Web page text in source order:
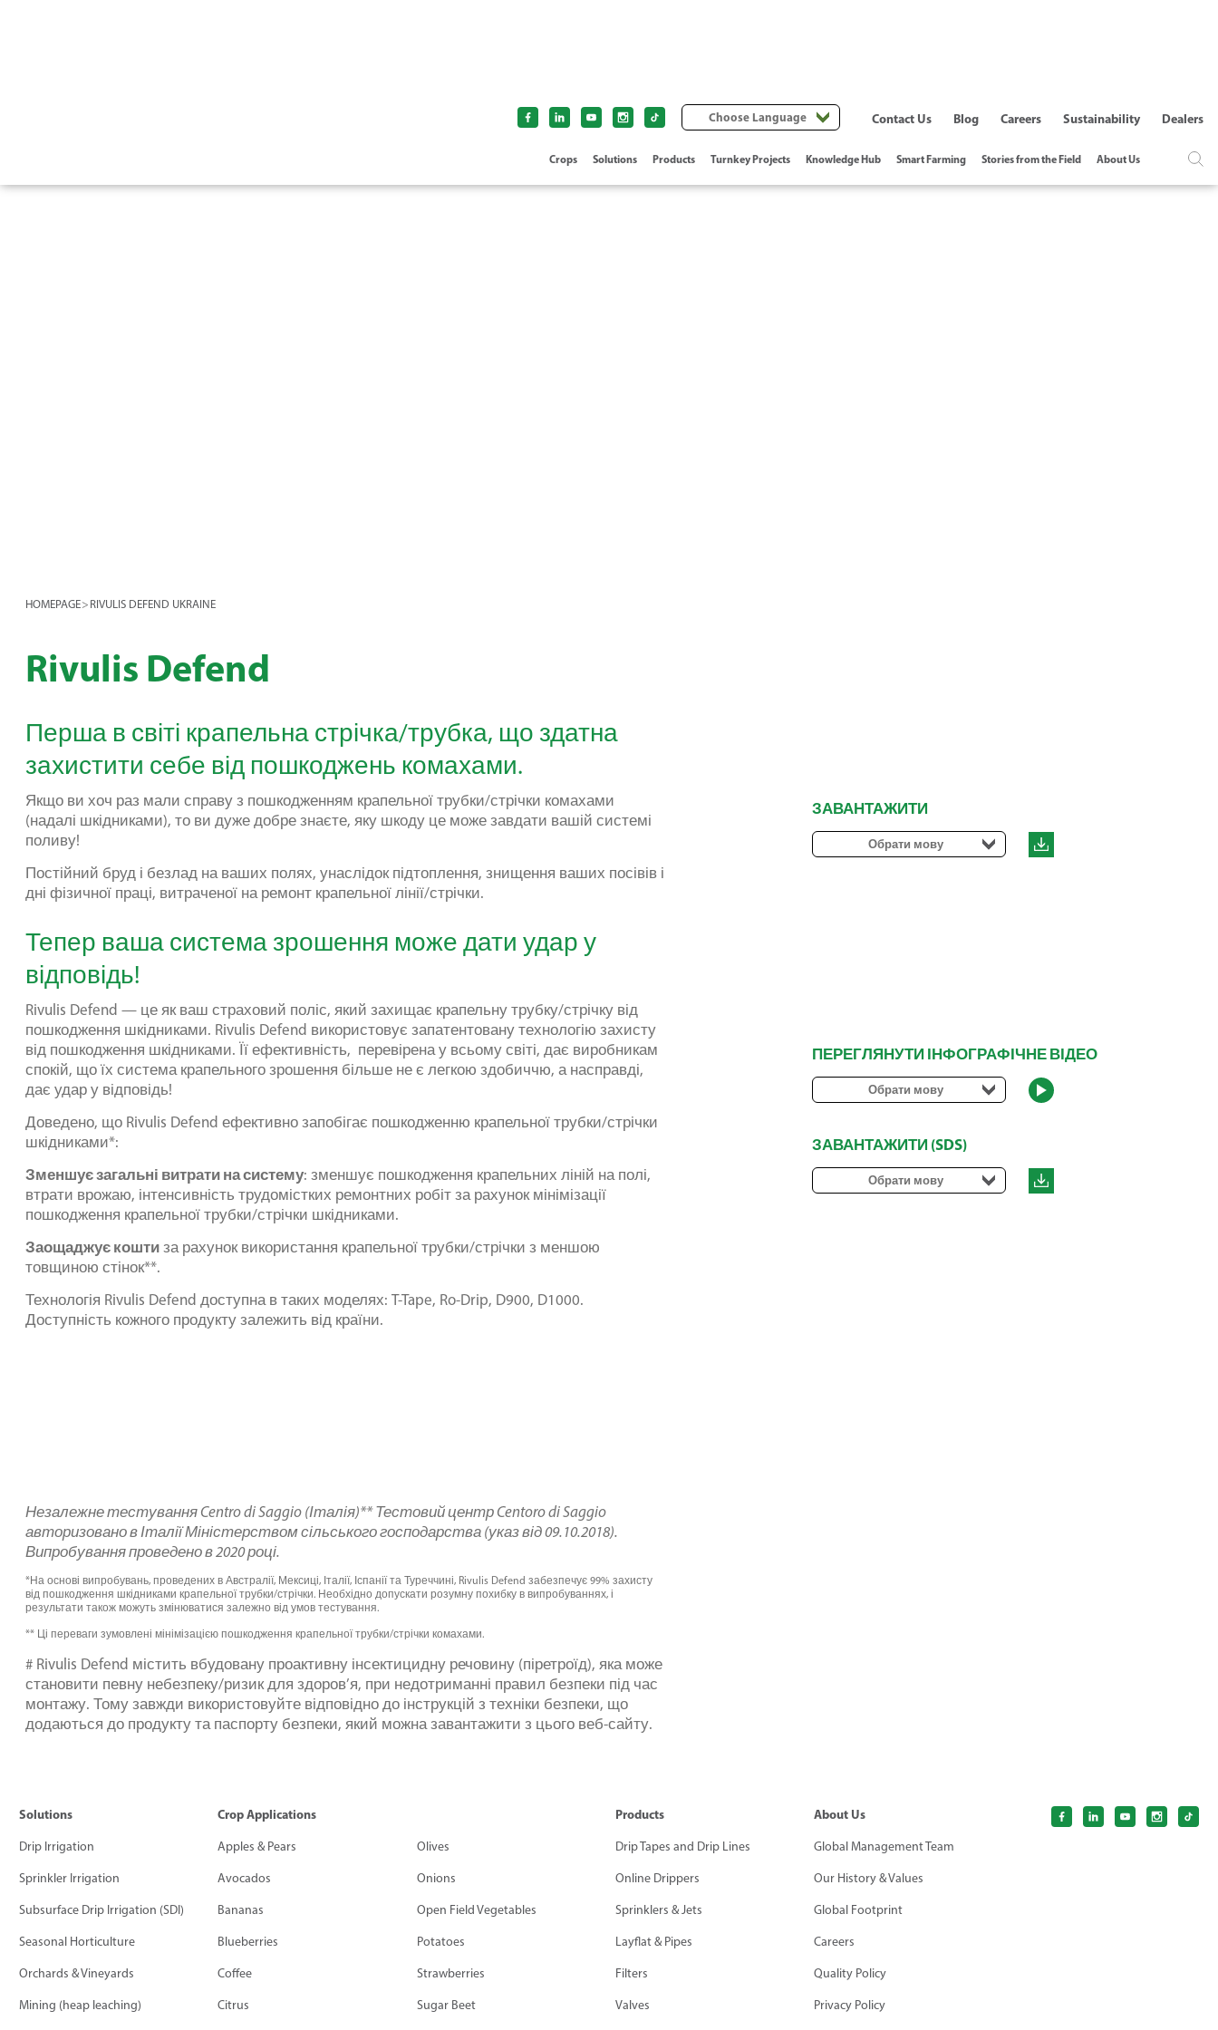
Crops Solutions Products Turnkey Projects Knowledge Hub Smart Farming Stories from the Field About Us
Contact Us Blog Careers Sustainability Dealers
Choose Language
HOMEPAGE> RIVULIS DEFEND UKRAINE
Rivulis Defend
Перша в світі крапельна стрічка/трубка, що здатна
захистити себе від пошкоджень комахами.
Якщо ви хоч раз мали справу з пошкодженням крапельної трубки/стрічки комахами
(надалі шкідниками), то ви дуже добре знаєте, яку шкоду це може завдати вашій системі
поливу!
Постійний бруд і безлад на ваших полях, унаслідок підтоплення, знищення ваших посівів і
дні фізичної праці, витраченої на ремонт крапельної лінії/стрічки.
Тепер ваша система зрошення може дати удар у
відповідь!
Rivulis Defend — це як ваш страховий поліс, який захищає крапельну трубку/стрічку від
пошкодження шкідниками. Rivulis Defend використовує запатентовану технологію захисту
від пошкодження шкідниками. Її ефективність, перевірена у всьому світі, дає виробникам
спокій, що їх система крапельного зрошення більше не є легкою здобиччю, а насправді,
дає удар у відповідь!
Доведено, що Rivulis Defend ефективно запобігає пошкодженню крапельної трубки/стрічки
шкідниками*:
Зменшує загальні витрати на систему: зменшує пошкодження крапельних ліній на полі,
втрати врожаю, інтенсивність трудомістких ремонтних робіт за рахунок мінімізації
пошкодження крапельної трубки/стрічки шкідниками.
Заощаджує кошти за рахунок використання крапельної трубки/стрічки з меншою
товщиною стінок**.
Технологія Rivulis Defend доступна в таких моделях: T-Tape, Ro-Drip, D900, D1000.
Доступність кожного продукту залежить від країни.
Незалежне тестування Centro di Saggio (Італія)** Тестовий центр Centoro di Saggio
авторизовано в Італії Міністерством сільського господарства (указ від 09.10.2018).
Випробування проведено в 2020 році.
*На основі випробувань, проведених в Австралії, Мексиці, Італії, Іспанії та Туреччині, Rivulis Defend забезпечує 99% захисту
від пошкодження шкідниками крапельної трубки/стрічки. Необхідно допускати розумну похибку в випробуваннях, і
результати також можуть змінюватися залежно від умов тестування.
** Ці переваги зумовлені мінімізацією пошкодження крапельної трубки/стрічки комахами.
# Rivulis Defend містить вбудовану проактивну інсектицидну речовину (піретроїд), яка може
становити певну небезпеку/ризик для здоров’я, при недотриманні правил безпеки під час
монтажу. Тому завжди використовуйте відповідно до інструкцій з техніки безпеки, що
додаються до продукту та паспорту безпеки, який можна завантажити з цього веб-сайту.
ЗАВАНТАЖИТИ
Обрати мову
ПЕРЕГЛЯНУТИ ІНФОГРАФІЧНЕ ВІДЕО
Обрати мову
ЗАВАНТАЖИТИ (SDS)
Обрати мову
Solutions
Drip Irrigation
Sprinkler Irrigation
Subsurface Drip Irrigation (SDI)
Seasonal Horticulture
Orchards & Vineyards
Mining (heap leaching)
Crop Applications
Apples & Pears
Avocados
Bananas
Blueberries
Coffee
Citrus
Olives
Onions
Open Field Vegetables
Potatoes
Strawberries
Sugar Beet
Products
Drip Tapes and Drip Lines
Online Drippers
Sprinklers & Jets
Layflat & Pipes
Filters
Valves
About Us
Global Management Team
Our History & Values
Global Footprint
Careers
Quality Policy
Privacy Policy